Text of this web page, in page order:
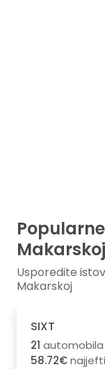
Makarskoj
Usporedite
Makarskoj
SIXT
21
58.72€